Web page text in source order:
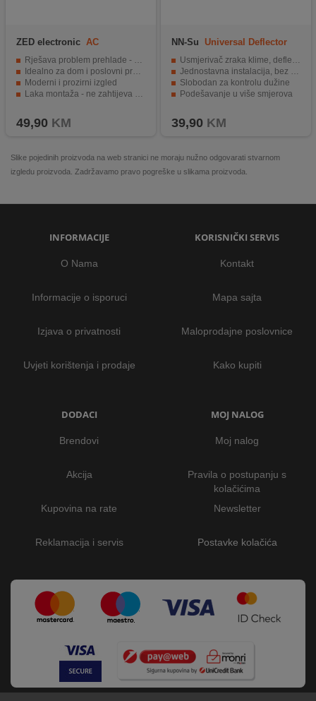
ZED electronic AC
DEFLECTOR-1824
Rješava problem prehlade - otklanja neprijatan osjećaj
Idealno za dom i poslovni prostor
Moderni i prozirni izgled
Laka montaža - ne zahtijeva majstora
49,90 KM
NN-Su Universal Deflector
Usmjerivač zraka klime, deflektor
Jednostavna instalacija, bez bušenja
Slobodan za kontrolu dužine
Podešavanje u više smjerova
39,90 KM
Slike pojedinih proizvoda na web stranici ne moraju nužno odgovarati stvarnom
izgledu proizvoda. Zadržavamo pravo pogreške u slikama proizvoda.
INFORMACIJE
O Nama
Informacije o isporuci
Izjava o privatnosti
Uvjeti korištenja i prodaje
KORISNIČKI SERVIS
Kontakt
Mapa sajta
Maloprodajne poslovnice
Kako kupiti
DODACI
Brendovi
Akcija
Kupovina na rate
Reklamacija i servis
MOJ NALOG
Moj nalog
Pravila o postupanju s
kolačićima
Newsletter
Postavke kolačića